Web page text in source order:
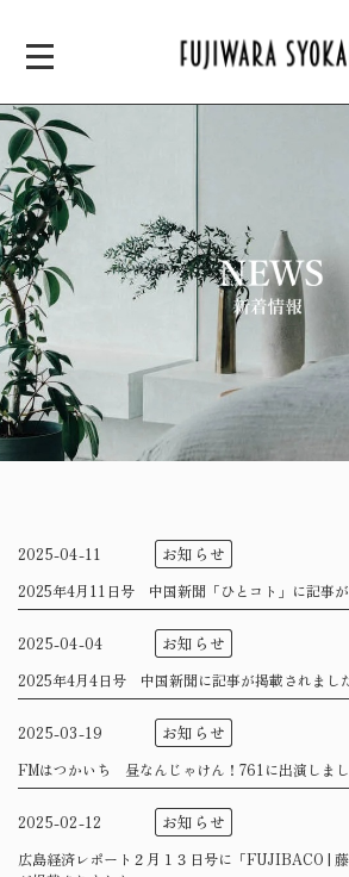
2025-04-11 お知らせ
2025年4月11日号 中国新聞「ひとコト」に記事
2025-04-04 お知らせ
2025年4月4日号 中国新聞に記事が掲載されまし
2025-03-19 お知らせ
FMはつかいち 昼なんじゃけん！761に出演しま
2025-02-12 お知らせ
広島経済レポート２月１３日号に「FUJIBACO |